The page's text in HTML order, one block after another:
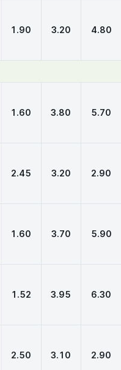
1.90 3.20 4.80
1.60 3.80 5.70
2.45 3.20 2.90
1.60 3.70 5.90
1.52 3.95 6.30
2.50 3.10 2.90